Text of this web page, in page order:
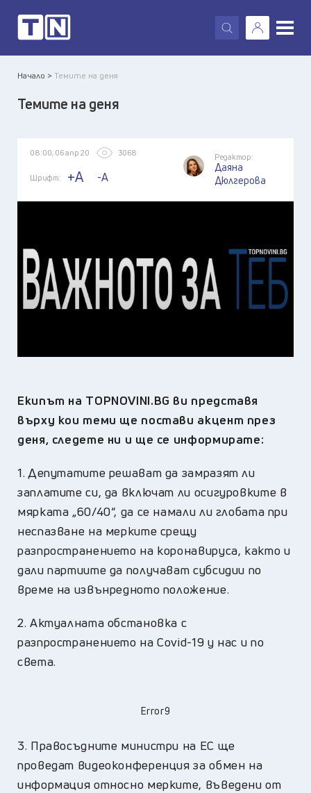
X
Начало >Темите на деня
Темите на деня
08:00, 06 апр 20 3068
Шрифт: +A -A
Редактор:
Даяна
Дюлгерова
Екипът на ТOPNOVINI.BG ви представя
върху кои теми ще постави акцент през
деня, следете ни и ще се информирате:
1. Депутатите решават да замразят ли
заплатите си, да включат ли осигуровките в
мярката „60/40“, да се намали ли глобата при
неспазване на мерките срещу
разпространението на коронавируса, както и
дали партиите да получават субсидии по
време на извънредното положение.
2. Актуалната обстановка с
разпространението на Covid-19 у нас и по
света.
Error9
3. Правосъдните министри на ЕС ще
проведат видеоконференция за обмен на
информация относно мерките, въведени от